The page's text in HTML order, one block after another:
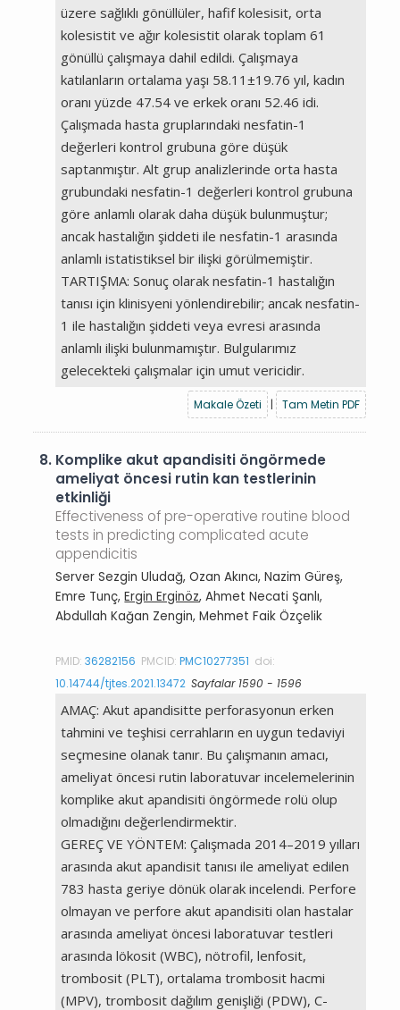
üzere sağlıklı gönüllüler, hafif kolesisit, orta
kolesistit ve ağır kolesistit olarak toplam 61
gönüllü çalışmaya dahil edildi. Çalışmaya
katılanların ortalama yaşı 58.11±19.76 yıl, kadın
oranı yüzde 47.54 ve erkek oranı 52.46 idi.
Çalışmada hasta gruplarındaki nesfatin-1
değerleri kontrol grubuna göre düşük
saptanmıştır. Alt grup analizlerinde orta hasta
grubundaki nesfatin-1 değerleri kontrol grubuna
göre anlamlı olarak daha düşük bulunmuştur;
ancak hastalığın şiddeti ile nesfatin-1 arasında
anlamlı istatistiksel bir ilişki görülmemiştir.
TARTIŞMA: Sonuç olarak nesfatin-1 hastalığın
tanısı için klinisyeni yönlendirebilir; ancak nesfatin-
1 ile hastalığın şiddeti veya evresi arasında
anlamlı ilişki bulunmamıştır. Bulgularımız
gelecekteki çalışmalar için umut vericidir.
Makale Özeti | Tam Metin PDF
8. Komplike akut apandisiti öngörmede
ameliyat öncesi rutin kan testlerinin
etkinliği
Effectiveness of pre-operative routine blood
tests in predicting complicated acute
appendicitis
Server Sezgin Uludağ, Ozan Akıncı, Nazim Güreş,
Emre Tunç,Ergin Erginöz, Ahmet Necati Şanlı,
Abdullah Kağan Zengin, Mehmet Faik Özçelik
PMID:36282156 PMCID:PMC10277351 doi:
10.14744/tjtes.2021.13472 Sayfalar 1590 - 1596
AMAÇ: Akut apandisitte perforasyonun erken
tahmini ve teşhisi cerrahların en uygun tedaviyi
seçmesine olanak tanır. Bu çalışmanın amacı,
ameliyat öncesi rutin laboratuvar incelemelerinin
komplike akut apandisiti öngörmede rolü olup
olmadığını değerlendirmektir.
GEREÇ VE YÖNTEM: Çalışmada 2014–2019 yılları
arasında akut apandisit tanısı ile ameliyat edilen
783 hasta geriye dönük olarak incelendi. Perfore
olmayan ve perfore akut apandisiti olan hastalar
arasında ameliyat öncesi laboratuvar testleri
arasında lökosit (WBC), nötrofil, lenfosit,
trombosit (PLT), ortalama trombosit hacmi
(MPV), trombosit dağılım genişliği (PDW), C-